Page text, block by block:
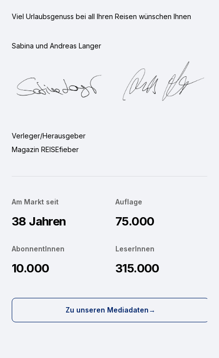
Viel Urlaubsgenuss bei all Ihren Reisen wünschen Ihnen
Sabina und Andreas Langer
Verleger/Herausgeber
Magazin REISEfieber
Am Markt seit
38 Jahren
Auflage
75.000
AbonnentInnen
10.000
LeserInnen
315.000
Zu unseren Mediadaten→